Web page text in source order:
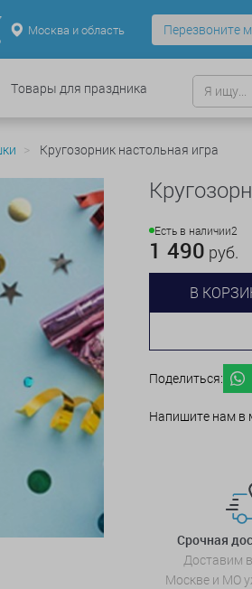
Москва и область Перезвоните
Товары для праздника
Кругозорник настольная игра
Есть в наличии2
1 490 руб.
В
Поделиться:
Напишите нам в
Срочная
Доставим
Москве и МО